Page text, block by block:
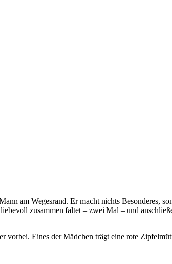
am Wegesrand. Er macht nichts Besonderes,
zusammen faltet – zwei Mal – und
vorbei. Eines der Mädchen trägt eine rote